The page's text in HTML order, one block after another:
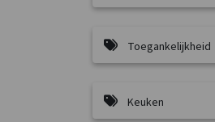
Toegankelijkheid
Keuken